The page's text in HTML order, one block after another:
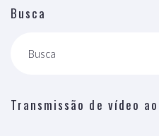
Busca
Busca
Transmissão de vídeo